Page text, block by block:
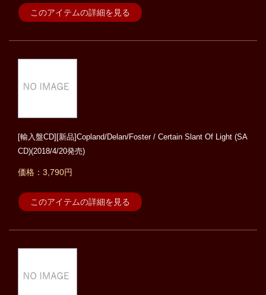
このアイテムの詳細を見る
[輸入盤CD][新品]Copland/Delan/Foster / Certain Slant Of Light (SA
CD)(2018/4/20発売)
価格：3,790円
このアイテムの詳細を見る